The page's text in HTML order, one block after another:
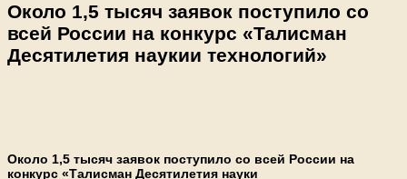
Около 1,5 тысяч заявок поступило со
всей России на конкурс «Талисман
Десятилетия наукии технологий»
Около 1,5 тысяч заявок поступило со всей России на
конкурс «Талисман Десятилетия науки